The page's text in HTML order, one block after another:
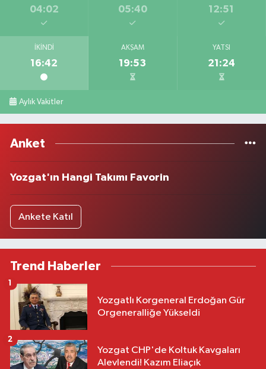
04:02 05:40 12:51
İKINDI
16:42
AKŞAM
19:53
YATSI
21:24
Aylık Vakitler
Anket
Yozgat'ın Hangi Takımı Favorin
Ankete Katıl
Trend Haberler
Yozgatlı Korgeneral Erdoğan Gür
Orgeneralliğe Yükseldi
1
Yozgat CHP'de Koltuk Kavgaları
Alevlendi! Kazım Eliaçık
2